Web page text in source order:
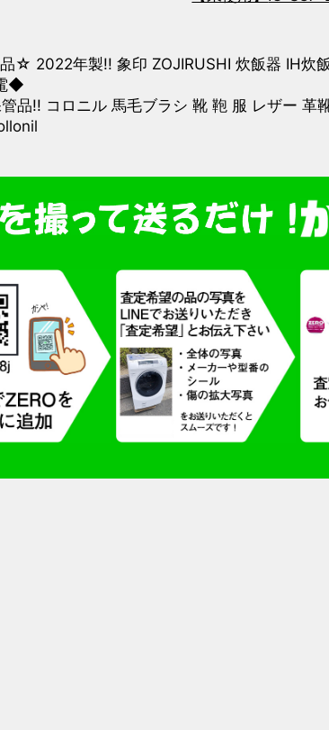
☆ 2022年製!! 象印 ZOJIRUSHI 炊飯器 IH炊
◆
品!! コロニル 馬毛ブラシ 靴 鞄 服 レザー 革